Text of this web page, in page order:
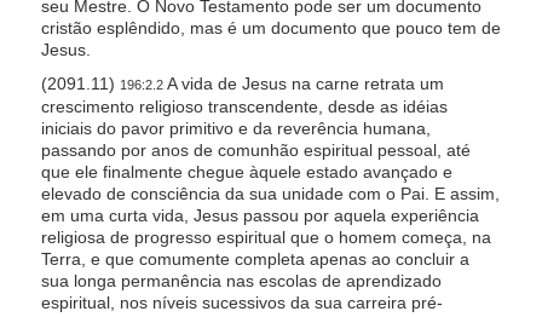
seu Mestre. O Novo Testamento pode ser um documento
cristão esplêndido, mas é um documento que pouco tem de
Jesus.
(2091.11) 196:2.2A vida de Jesus na carne retrata um
crescimento religioso transcendente, desde as idéias
iniciais do pavor primitivo e da reverência humana,
passando por anos de comunhão espiritual pessoal, até
que ele finalmente chegue àquele estado avançado e
elevado de consciência da sua unidade com o Pai. E assim,
em uma curta vida, Jesus passou por aquela experiência
religiosa de progresso espiritual que o homem começa, na
Terra, e que comumente completa apenas ao concluir a
sua longa permanência nas escolas de aprendizado
espiritual, nos níveis sucessivos da sua carreira pré-